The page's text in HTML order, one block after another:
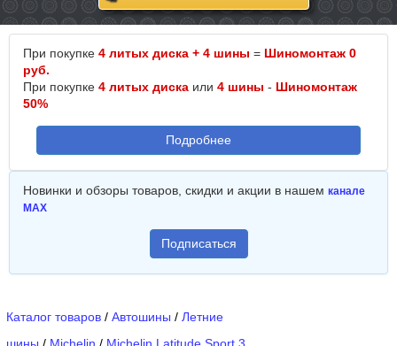
При покупке 4 литых диска + 4 шины = Шиномонтаж 0
руб.
При покупке 4 литых диска или 4 шины - Шиномонтаж
50%
Подробнее
Новинки и обзоры товаров, скидки и акции в нашем канале
MAX
Подписаться
Каталог товаров / Автошины / Летние